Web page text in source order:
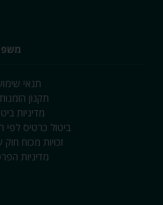
תנאי
תקנון
מדיניות
ביטול כרטיס לפי
זכויות מכוח
מדיניות